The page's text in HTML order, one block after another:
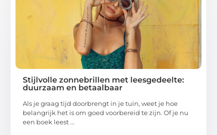
Stijlvolle zonnebrillen met leesgedeelte:
duurzaam en betaalbaar
Als je graag tijd doorbrengt in je tuin, weet je hoe
belangrijk het is om goed voorbereid te zijn. Of je nu
een boek leest ...